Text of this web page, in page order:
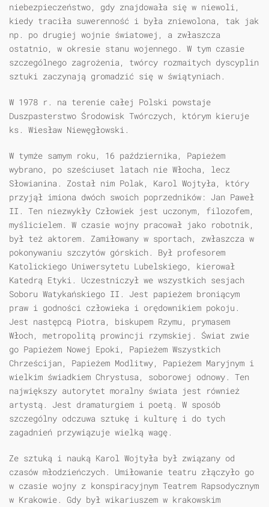
niebezpieczeństwo, gdy znajdowała się w niewoli,
kiedy traciła suwerenność i była zniewolona, tak jak
np. po drugiej wojnie światowej, a zwłaszcza
ostatnio, w okresie stanu wojennego. W tym czasie
szczególnego zagrożenia, twórcy rozmaitych dyscyplin
sztuki zaczynają gromadzić się w świątyniach.
W 1978 r. na terenie całej Polski powstaje
Duszpasterstwo Środowisk Twórczych, którym kieruje
ks. Wiesław Niewęgłowski.
W tymże samym roku, 16 października, Papieżem
wybrano, po sześciuset latach nie Włocha, lecz
Słowianina. Został nim Polak, Karol Wojtyła, który
przyjął imiona dwóch swoich poprzedników: Jan Paweł
II. Ten niezwykły Człowiek jest uczonym, filozofem,
myślicielem. W czasie wojny pracował jako robotnik,
był też aktorem. Zamiłowany w sportach, zwłaszcza w
pokonywaniu szczytów górskich. Był profesorem
Katolickiego Uniwersytetu Lubelskiego, kierował
Katedrą Etyki. Uczestniczył we wszystkich sesjach
Soboru Watykańskiego II. Jest papieżem broniącym
praw i godności człowieka i orędownikiem pokoju.
Jest następcą Piotra, biskupem Rzymu, prymasem
Włoch, metropolitą prowincji rzymskiej. Świat zwie
go Papieżem Nowej Epoki, Papieżem Wszystkich
Chrześcijan, Papieżem Modlitwy, Papieżem Maryjnym i
wielkim świadkiem Chrystusa, soborowej odnowy. Ten
największy autorytet moralny świata jest również
artystą. Jest dramaturgiem i poetą. W sposób
szczególny odczuwa sztukę i kulturę i do tych
zagadnień przywiązuje wielką wagę.
Ze sztuką i nauką Karol Wojtyła był związany od
czasów młodzieńczych. Umiłowanie teatru złączyło go
w czasie wojny z konspiracyjnym Teatrem Rapsodycznym
w Krakowie. Gdy był wikariuszem w krakowskim